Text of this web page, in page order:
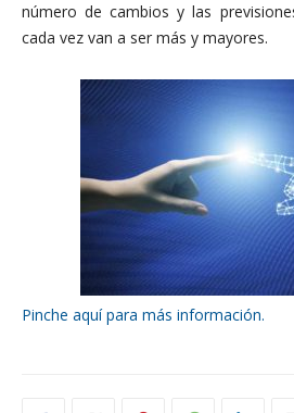
número de cambios y las
cada vez van a ser más y mayores.
Pinche aquí para más información.